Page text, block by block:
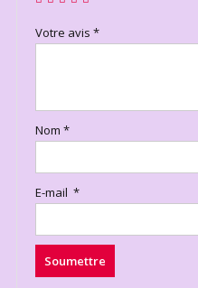
Votre avis *
Nom *
E-mail *